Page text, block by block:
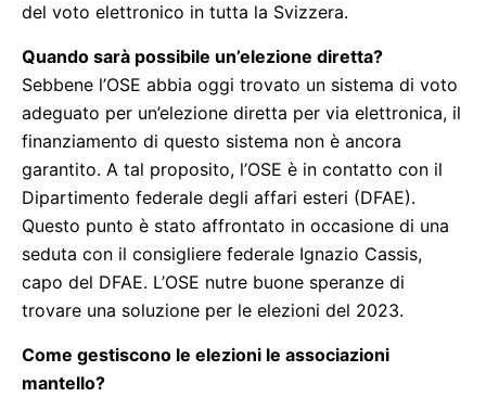
del voto elettronico in tutta la Svizzera.
Quando sarà possibile un’elezione diretta?
Sebbene l’OSE abbia oggi trovato un sistema di voto
adeguato per un’elezione diretta per via elettronica, il
finanziamento di questo sistema non è ancora
garantito. A tal proposito, l’OSE è in contatto con il
Dipartimento federale degli affari esteri (DFAE).
Questo punto è stato affrontato in occasione di una
seduta con il consigliere federale Ignazio Cassis,
capo del DFAE. L’OSE nutre buone speranze di
trovare una soluzione per le elezioni del 2023.
Come gestiscono le elezioni le associazioni
mantello?